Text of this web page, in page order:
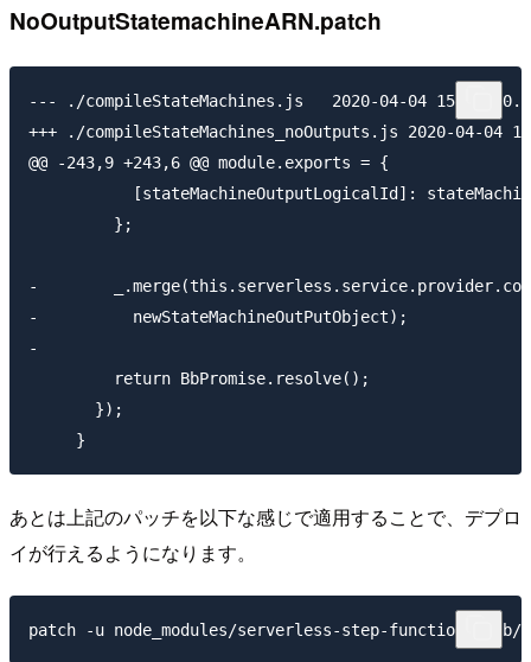
NoOutputStatemachineARN.patch
--- ./compileStateMachines.js   2020-04-04
+++ ./compileStateMachines_noOutputs.js 2020-04-04
@@ -243,9 +243,6 @@ module.exports = {
[stateMachineOutputLogicalId]:
         };
-
-          newStateMachineOutPutObject);
-
         return BbPromise.resolve();
       });
あとは上記のパッチを以下な感じで適用することで、デプロ
イが行えるようになります。